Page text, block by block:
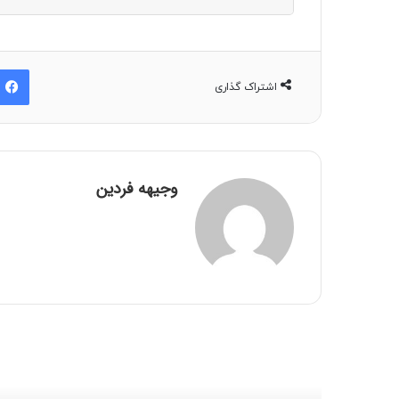
اشتراک گذاری
وجیهه فردین